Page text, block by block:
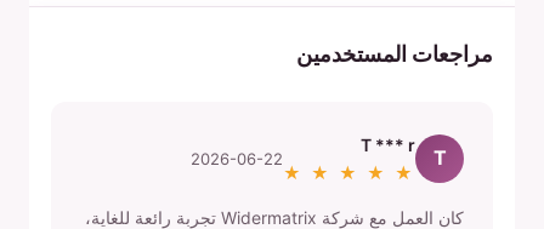
مراجعات المستخدمين
T
T *** r
★ ★ ★ ★ ★
2026-06-22
كان العمل مع شركة Widermatrix تجربة رائعة للغاية،